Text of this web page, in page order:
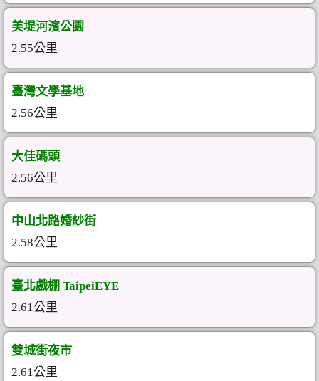
美堤河濱公園
2.55公里
臺灣文學基地
2.56公里
大佳碼頭
2.56公里
中山北路婚紗街
2.58公里
臺北戲棚 TaipeiEYE
2.61公里
雙城街夜市
2.61公里